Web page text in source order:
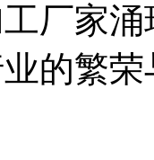
厂家
的繁